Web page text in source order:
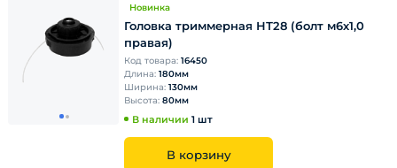
Новинка
Головка триммерная НТ28 (болт м6х1,0
правая)
Код товара: 16450
Длина: 180мм
Ширина: 130мм
Высота: 80мм
В наличии 1 шт
В корзину